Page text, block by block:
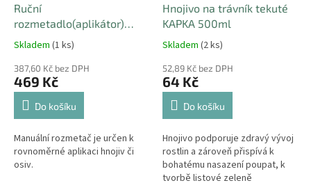
Ruční
rozmetadlo(aplikátor)
hnojiv a travního osení 2,7l
Skladem (1 ks)
387,60 Kč bez DPH
469 Kč
Do košíku
Manuální rozmetač je určen k
rovnoměrné aplikaci hnojiv či
osiv.
Hnojivo na trávník tekuté
KAPKA 500ml
Skladem (2 ks)
52,89 Kč bez DPH
64 Kč
Do košíku
Hnojivo podporuje zdravý vývoj
rostlin a zároveň přispívá k
bohatému nasazení poupat, k
tvorbě listové zeleně